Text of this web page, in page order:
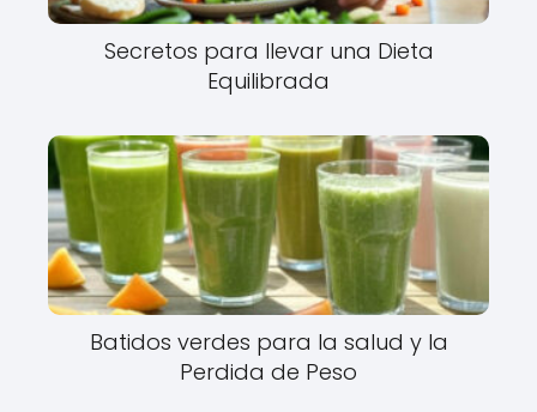
Secretos para llevar una Dieta
Equilibrada
Batidos verdes para la salud y la
Perdida de Peso